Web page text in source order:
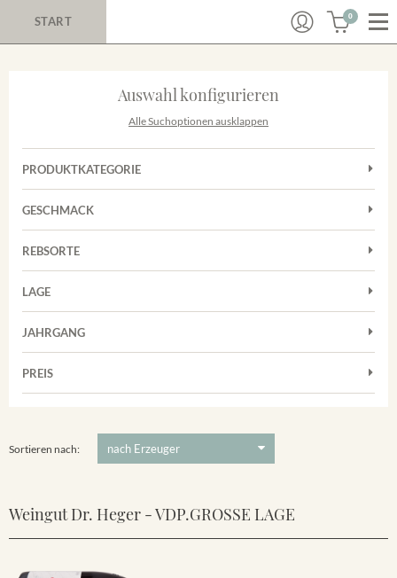
START 0
Auswahl konfigurieren
Alle Suchoptionen ausklappen
PRODUKTKATEGORIE
Cuvées
Rosé
Weißwein
GESCHMACK
Trocken
REBSORTE
Chardonnay
Grauburgunder
Riesling
LAGE
Achkarrer Schlossberg
Vorderer Winklerberg
Winklerberg Hinter Winklen
JAHRGANG
PREIS
Sortieren nach:
Weingut Dr. Heger - VDP.GROSSE LAGE